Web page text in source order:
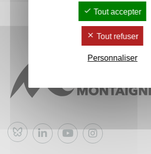
Bluesky
Tout accepter
Tout refuser
Personnaliser